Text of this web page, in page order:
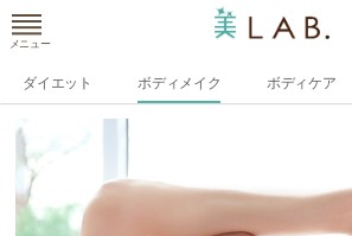
メニュー
ダイエット ボディメイク ボディケア